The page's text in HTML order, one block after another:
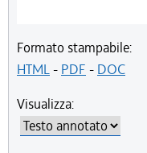
Formato stampabile:
HTML- PDF - DOC
Visualizza: